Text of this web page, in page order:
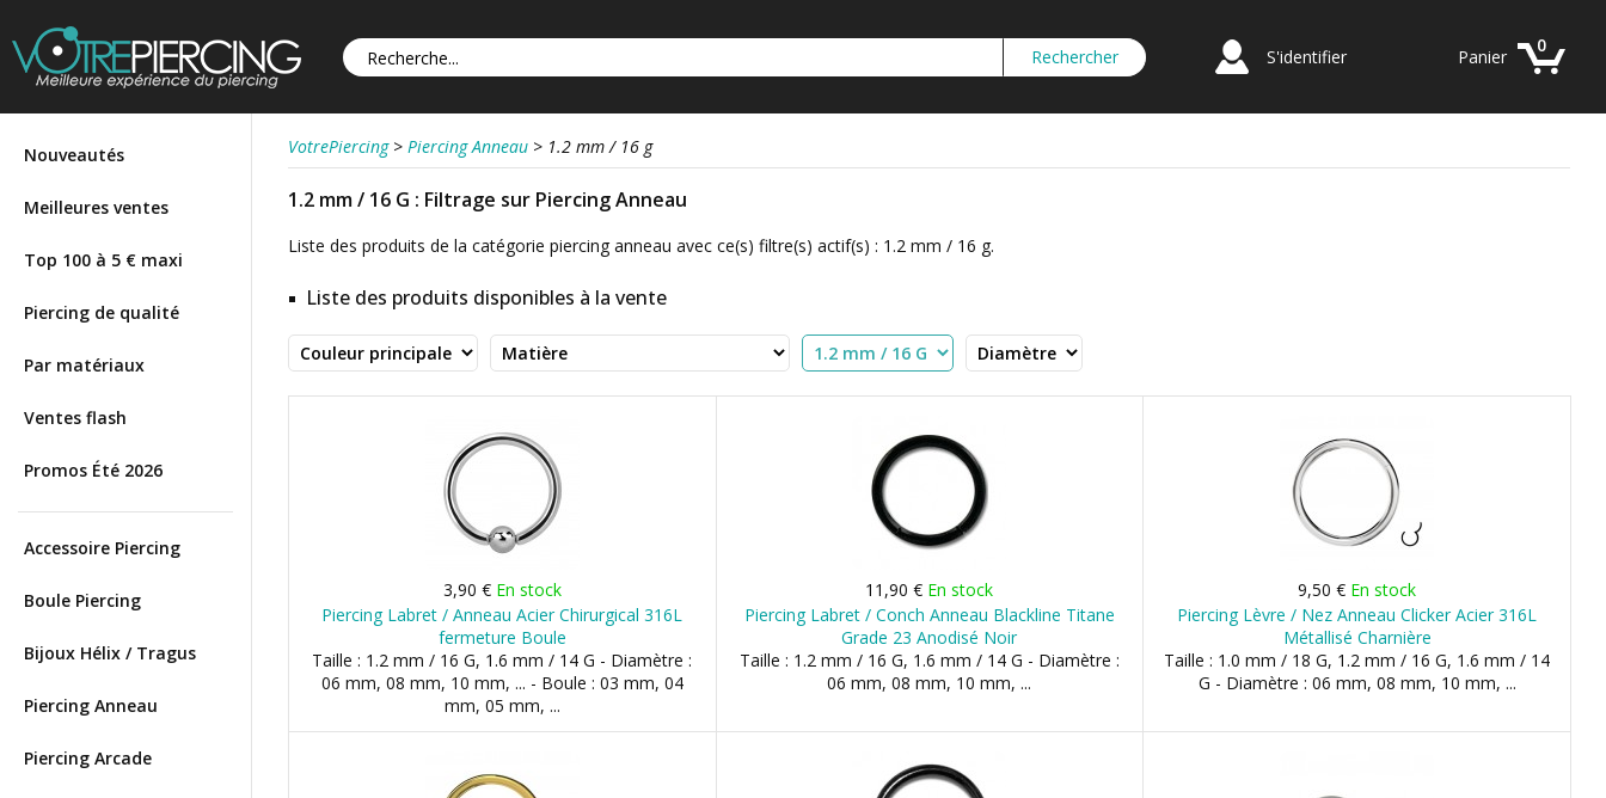
S'identifier
0
Panier
Nouveautés
Meilleures ventes
Top 100 à 5 € maxi
Piercing de qualité
Par matériaux
Ventes flash
Promos Été 2026
Accessoire Piercing
Boule Piercing
Bijoux Hélix / Tragus
Piercing Anneau
Piercing Arcade
VotrePiercing > Piercing Anneau > 1.2 mm / 16 g
1.2 mm / 16 G : Filtrage sur Piercing Anneau
Liste des produits de la catégorie piercing anneau avec ce(s) filtre(s) actif(s) : 1.2 mm / 16 g.
Liste des produits disponibles à la vente
3,90 € En stock
Piercing Labret / Anneau Acier Chirurgical 316L
fermeture Boule
Taille : 1.2 mm / 16 G, 1.6 mm / 14 G - Diamètre :
06 mm, 08 mm, 10 mm, ... - Boule : 03 mm, 04
mm, 05 mm, ...
11,90 € En stock
Piercing Labret / Conch Anneau Blackline Titane
Grade 23 Anodisé Noir
Taille : 1.2 mm / 16 G, 1.6 mm / 14 G - Diamètre :
06 mm, 08 mm, 10 mm, ...
9,50 € En stock
Piercing Lèvre / Nez Anneau Clicker Acier 316L
Métallisé Charnière
Taille : 1.0 mm / 18 G, 1.2 mm / 16 G, 1.6 mm / 14
G - Diamètre : 06 mm, 08 mm, 10 mm, ...